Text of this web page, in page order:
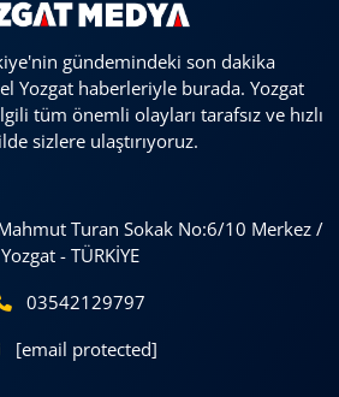
gündemindeki son dakika
Yozgat haberleriyle burada. Yozgat
tüm önemli olayları tarafsız ve hızlı
sizlere ulaştırıyoruz.
Turan Sokak No:6/10 Merkez /
Yozgat - TÜRKİYE
03542129797
[email protected]